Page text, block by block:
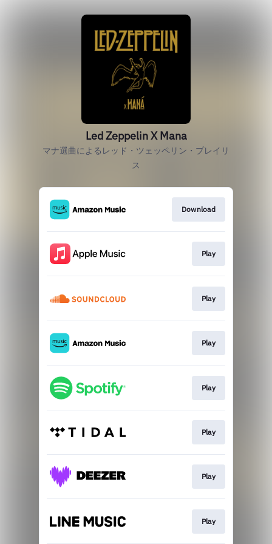
Led Zeppelin X Mana
マナ選曲によるレッド・ツェッペリン・プレイリ
ス
Download
Play
Play
Play
Play
Play
Play
Play